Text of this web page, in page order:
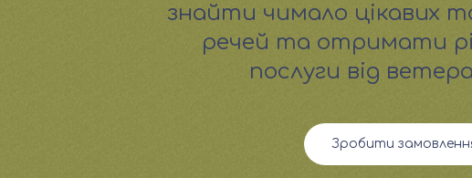
знайти чимало цікавих
речей та отримати
послуги від
Зробити